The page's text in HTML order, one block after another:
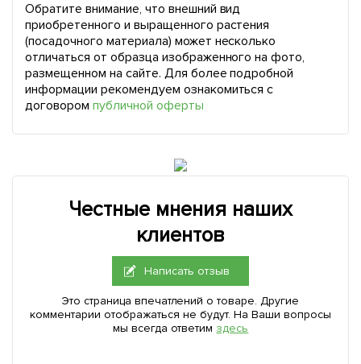
Обратите внимание, что внешний вид
приобретенного и выращенного растения
(посадочного материала) может несколько
отличаться от образца изображенного на фото,
размещенном на сайте. Для более подробной
информации рекомендуем ознакомиться с
договором публичной оферты
Честные мнения наших
клиентов
Написать отзыв
Это страница впечатлений о товаре. Другие
комментарии отображаться не будут. На Ваши вопросы
мы всегда ответим здесь